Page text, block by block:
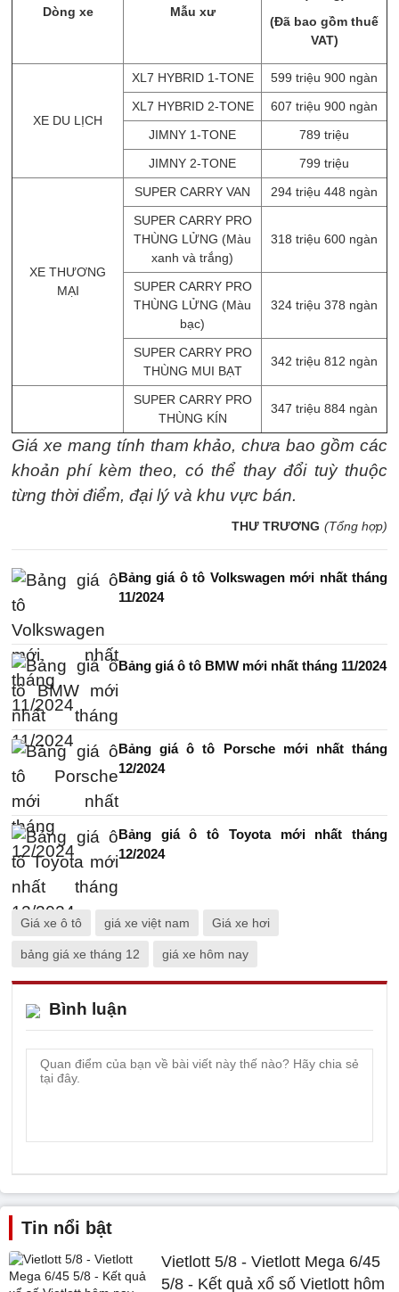
Dòng xe Mẫu xư
(Đã bao gồm thuế
VAT)
XE DU LỊCH
XL7 HYBRID 1-TONE
599 triệu 900 ngàn
XL7 HYBRID 2-TONE
607 triệu 900 ngàn
JIMNY 1-TONE
789 triệu
JIMNY 2-TONE
799 triệu
XE THƯƠNG
MẠI
SUPER CARRY VAN
294 triệu 448 ngàn
SUPER CARRY PRO
THÙNG LỬNG (Màu
xanh và trắng)
318 triệu 600 ngàn
SUPER CARRY PRO
THÙNG LỬNG (Màu
bạc)
324 triệu 378 ngàn
SUPER CARRY PRO
THÙNG MUI BẠT
342 triệu 812 ngàn
SUPER CARRY PRO
THÙNG KÍN
347 triệu 884 ngàn
Giá xe mang tính tham khảo, chưa bao gồm các
khoản phí kèm theo, có thể thay đổi tuỳ thuộc
từng thời điểm, đại lý và khu vực bán.
THƯ TRƯƠNG (Tổng hợp)
Bảng giá ô tô Volkswagen mới nhất tháng
11/2024
Bảng giá ô tô BMW mới nhất tháng 11/2024
Bảng giá ô tô Porsche mới nhất tháng
12/2024
Bảng giá ô tô Toyota mới nhất tháng
12/2024
Giá xe ô tô giá xe việt nam Giá xe hơi
bảng giá xe tháng 12 giá xe hôm nay
Bình luận
Tin nổi bật
Vietlott 5/8 - Vietlott Mega 6/45
5/8 - Kết quả xổ số Vietlott hôm